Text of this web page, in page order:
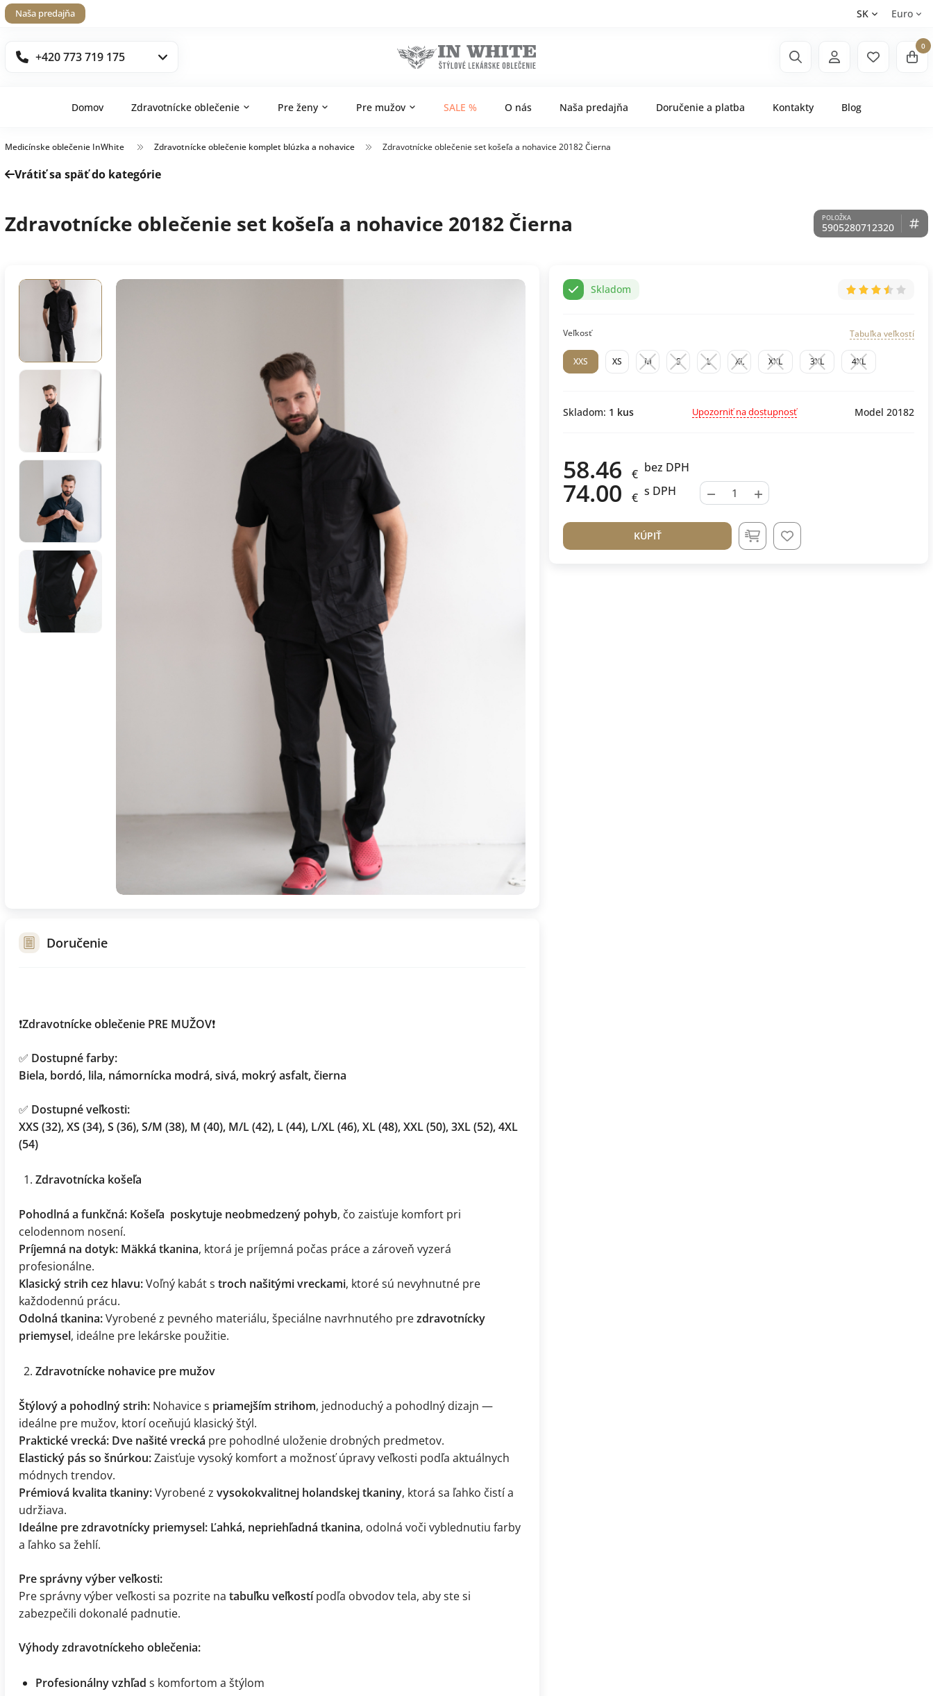
Naša predajňa SK Euro
+420 773 719 175
0
Domov Zdravotnícke oblečenie Pre ženy Pre mužov SALE % O nás Naša predajňa Doručenie a platba Kontakty Blog
Medicínske oblečenie InWhite Zdravotnícke oblečenie komplet blúzka a nohavice Zdravotnícke oblečenie set košeľa a nohavice 20182 Čierna
Vrátiť sa späť do kategórie
Zdravotnícke oblečenie set košeľa a nohavice 20182 Čierna 5905280712320
Skladom
Veľkosť Tabuľka veľkostí
XXS XS M S L XL XXL 3XL 4XL
Skladom: 1 kus Upozorniť na dostupnosť Model 20182
58.46 € bez DPH
74.00 € s DPH − +
KÚPIŤ
Doručenie
❗Zdravotnícke oblečenie PRE MUŽOV❗
✅ Dostupné farby:
Biela, bordó, lila, námornícka modrá, sivá, mokrý asfalt, čierna
✅ Dostupné veľkosti:
XXS (32), XS (34), S (36), S/M (38), M (40), M/L (42), L (44), L/XL (46), XL (48), XXL (50), 3XL (52), 4XL
(54)
Zdravotnícka košeľa
Pohodlná a funkčná: Košeľa poskytuje neobmedzený pohyb, čo zaisťuje komfort pri
celodennom nosení.
Príjemná na dotyk: Mäkká tkanina, ktorá je príjemná počas práce a zároveň vyzerá
profesionálne.
Klasický strih cez hlavu:Voľný kabát s troch našitými vreckami, ktoré sú nevyhnutné pre
každodennú prácu.
Odolná tkanina:Vyrobené z pevného materiálu, špeciálne navrhnutého prezdravotnícky
priemysel, ideálne pre lekárske použitie.
Zdravotnícke nohavice pre mužov
Štýlový a pohodlný strih: Nohavice s priamejším strihom, jednoduchý a pohodlný dizajn —
ideálne pre mužov, ktorí oceňujú klasický štýl.
Praktické vrecká: Dve našité vrecká pre pohodlné uloženie drobných predmetov.
Elastický pás so šnúrkou:Zaisťuje vysoký komfort a možnosť úpravy veľkosti podľa aktuálnych
módnych trendov.
Prémiová kvalita tkaniny:Vyrobené z vysokokvalitnej holandskej tkaniny, ktorá sa ľahko čistí a
udržiava.
Ideálne pre zdravotnícky priemysel: Ľahká, nepriehľadná tkanina, odolná voči vyblednutiu farby
a ľahko sa žehlí.
Pre správny výber veľkosti:
Pre správny výber veľkosti sa pozrite na tabuľku veľkostípodľa obvodov tela, aby ste si
zabezpečili dokonalé padnutie.
Výhody zdravotníckeho oblečenia:
Profesionálny vzhľad s komfortom a štýlom